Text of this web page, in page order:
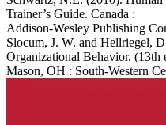
Trainer’s Guide. Canada :
Addison-Wesley Publishing
Slocum, J. W. and Hellriegel,
Organizational Behavior. (13th
Mason, OH : South-Western